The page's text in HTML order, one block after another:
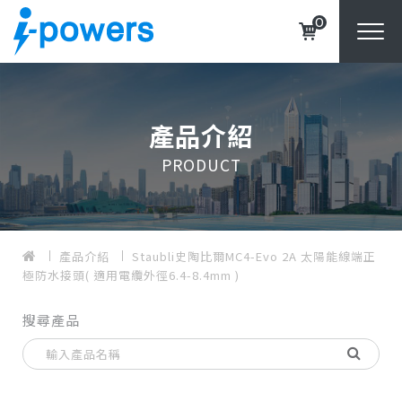
0
產品介紹
PRODUCT
產品介紹
Staubli史陶比爾MC4-Evo 2A 太陽能線端正
極防水接頭( 適用電纜外徑6.4-8.4mm )
搜尋產品